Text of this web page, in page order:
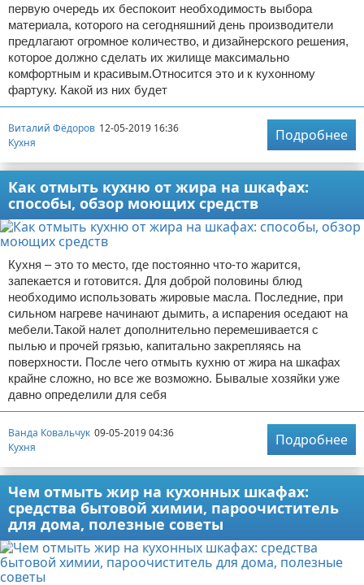
первую очередь их беспокоит необходимость выбора
материала, которого на сегодняшний день производители
предлагают огромное количество, и дизайнерского решения,
которое должно сделать их жилище максимально
комфортным и красивым.Относится это и к кухонному
фартуку. Какой из них будет
Виталий Фёдоров 12-05-2019 16:36
Кухня
Подробнее
Как отмыть кухню от жира на шкафах:
способы, обзор моющих средств
Кухня – это то место, где постоянно что-то жарится,
запекается и готовится. Для доброй половины блюд
необходимо использовать жировые масла. Последние, при
сильном нагреве начинают дымить, а испарения оседают на
мебели.Такой налет дополнительно перемешивается с
пылью и прочей грязью, капитально закрепляясь на
поверхности. После чего отмыть кухню от жира на шкафах
крайне сложно, но все же возможно. Бывалые хозяйки уже
давно определили для себя
Ванда Ковальчук 09-05-2019 04:36
Кухня
Подробнее
Чем отмыть жир на кухонных шкафах:
средства бытовой химии, пароочиститель
для дома, полезные советы